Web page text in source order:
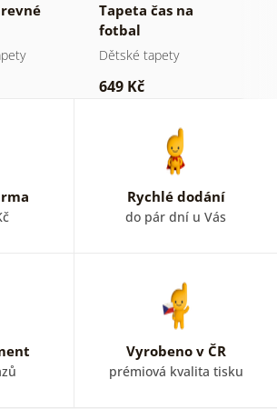
Tapeta čas na
fotbal
Dětské tapety
649 Kč
Rychlé dodání
do pár dní u Vás
Vyrobeno v ČR
prémiová kvalita tisku